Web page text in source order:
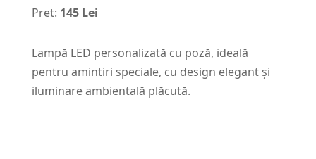
Pret: 145 Lei
Lampă LED personalizată cu poză, ideală
pentru amintiri speciale, cu design elegant și
iluminare ambientală plăcută.